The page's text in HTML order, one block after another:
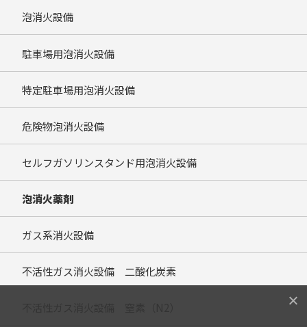
泡消火設備
駐車場用泡消火設備
特定駐車場用泡消火設備
危険物泡消火設備
セルフガソリンスタンド用泡消火設備
泡消火薬剤
ガス系消火設備
不活性ガス消火設備 二酸化炭素